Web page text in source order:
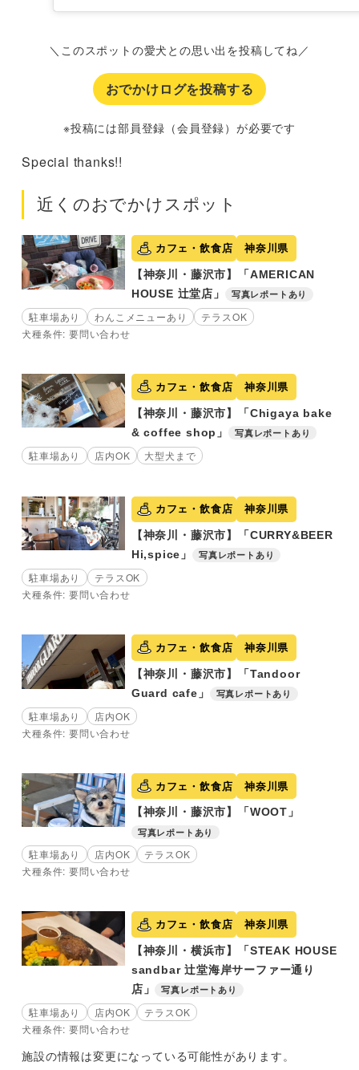
＼このスポットの愛犬との思い出を投稿してね／
おでかけログを投稿する
※投稿には部員登録（会員登録）が必要です
Special thanks!!
近くのおでかけスポット
カフェ・飲食店 神奈川県
【神奈川・藤沢市】「AMERICAN
HOUSE 辻堂店」
写真レポートあり
駐車場あり わんこメニューあり
テラスOK
犬種条件: 要問い合わせ
カフェ・飲食店 神奈川県
【神奈川・藤沢市】「Chigaya bake
& coffee shop」
写真レポートあり
駐車場あり 店内OK 大型犬まで
カフェ・飲食店 神奈川県
【神奈川・藤沢市】「CURRY&BEER
Hi,spice」
写真レポートあり
駐車場あり
テラスOK
犬種条件: 要問い合わせ
カフェ・飲食店 神奈川県
【神奈川・藤沢市】「Tandoor
Guard cafe」
写真レポートあり
駐車場あり
店内OK
犬種条件: 要問い合わせ
カフェ・飲食店 神奈川県
【神奈川・藤沢市】「WOOT」
写真レポートあり
駐車場あり 店内OK
テラスOK
犬種条件: 要問い合わせ
カフェ・飲食店 神奈川県
【神奈川・横浜市】「STEAK HOUSE
sandbar 辻堂海岸サーファー通り
店」
写真レポートあり
駐車場あり 店内OK
テラスOK
犬種条件: 要問い合わせ
施設の情報は変更になっている可能性があります。